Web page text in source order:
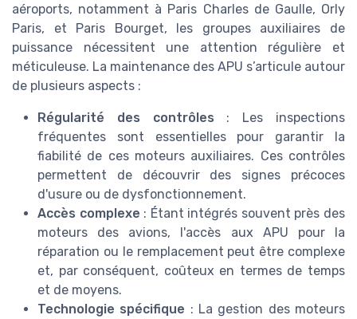
aéroports, notamment à Paris Charles de Gaulle, Orly
Paris, et Paris Bourget, les groupes auxiliaires de
puissance nécessitent une attention régulière et
méticuleuse. La maintenance des APU s’articule autour
de plusieurs aspects :
Régularité des contrôles : Les inspections
fréquentes sont essentielles pour garantir la
fiabilité de ces moteurs auxiliaires. Ces contrôles
permettent de découvrir des signes précoces
d'usure ou de dysfonctionnement.
Accès complexe : Étant intégrés souvent près des
moteurs des avions, l'accès aux APU pour la
réparation ou le remplacement peut être complexe
et, par conséquent, coûteux en termes de temps
et de moyens.
Technologie spécifique : La gestion des moteurs